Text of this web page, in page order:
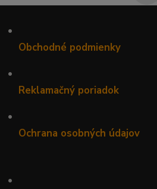
•
Obchodné podmienky
•
Reklamačný poriadok
•
Ochrana osobných údajov
•